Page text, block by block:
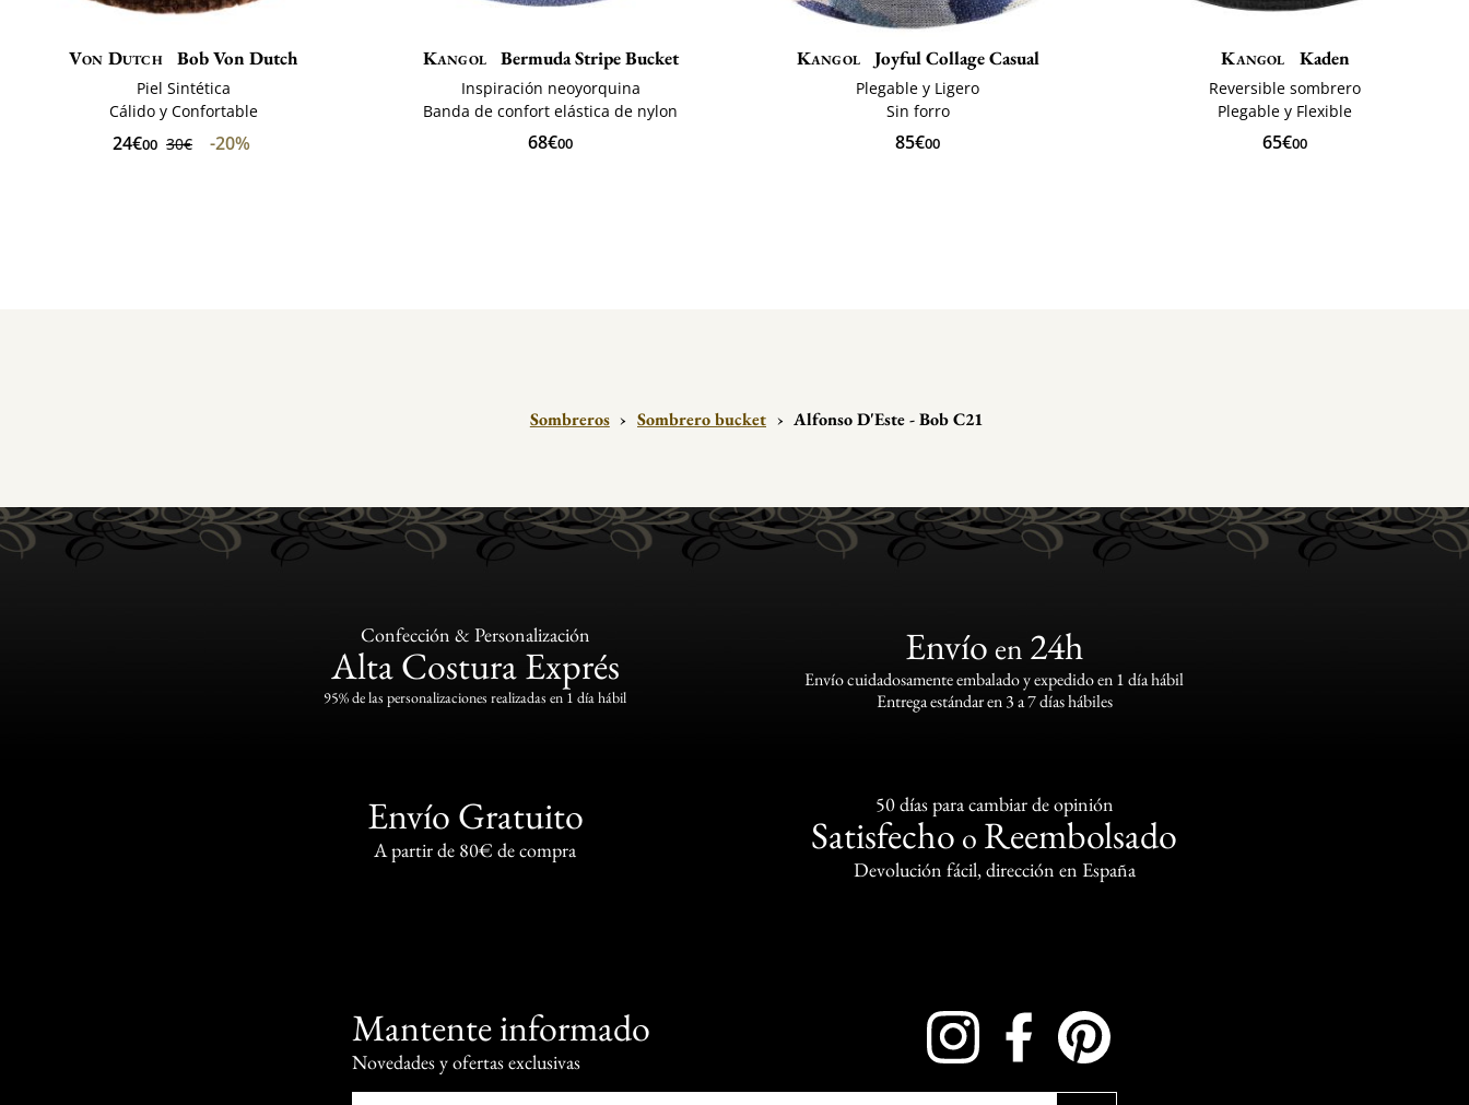
Von Dutch Bob Von Dutch
Piel Sintética
Cálido y Confortable
24€00 30€ -20%
Kangol Bermuda Stripe Bucket
Inspiración neoyorquina
Banda de confort elástica de nylon
68€00
Kangol Joyful Collage Casual
Plegable y Ligero
Sin forro
85€00
Kangol Kaden
Reversible sombrero
Plegable y Flexible
65€00
Sombreros › Sombrero bucket › Alfonso D'Este - Bob C21
Confección & Personalización
Alta Costura Exprés
95% de las personalizaciones realizadas en 1 día hábil
Envíoen 24h
Envío cuidadosamente embalado y expedido en 1 día hábil
Entrega estándar en 3 a 7 días hábiles
Envío Gratuito
A partir de 80€ de compra
50 días para cambiar de opinión
Satisfecho o Reembolsado
Devolución fácil, dirección en España
Mantente informado
Novedades y ofertas exclusivas
InstagramFacebook